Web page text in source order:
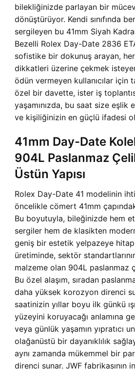
bilekliğinizde parlayan bir
dönüştürüyor. Kendi sınıfında
sergileyen bu 41mm Siyah
Bezelli Rolex Day-Date 2836
sofistike bir dokunuş arayan,
dikkatleri üzerine çekmek
ödün vermeyen kullanıcılar için
özel bir davette, ister iş
yaşamınızda, bu saat size eşlik
ve kişiliğinizin en güçlü ifadesi
41mm Day-Date
904L Paslanmaz
Üstün Yapısı
Rolex Day-Date 41 modelinin
öncelikle cömert 41mm
Bu boyutuyla, bileğinizde hem
sergiler hem de klasikten
geniş bir estetik yelpazeye hitap
üretiminde, sektör
malzeme olan 904L paslanmaz
Bu özel alaşım, sıradan
daha yüksek korozyon direnci
saatinizin yıllar boyu ilk günkü
yüzeyini koruyacağı anlamına
veya günlük yaşamın yıpratıcı
olağanüstü bir dayanıklılık
aynı zamanda mükemmel bir
direnci sunar. JWF fabrikasının